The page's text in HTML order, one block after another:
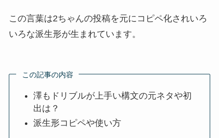
この言葉は2ちゃんの投稿を元にコピペ化されいろ
いろな派生形が生まれています。
この記事の内容
澤もドリブルが上手い構文の元ネタや初
出は？
派生形コピペや使い方